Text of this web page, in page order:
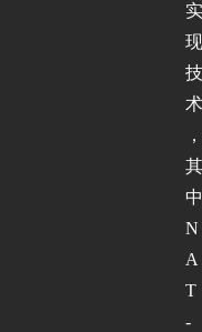
实
现
技
术
，
其
中
N
A
T
-